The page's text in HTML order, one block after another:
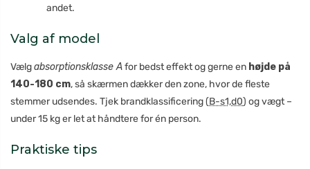
andet.
Valg af model
Vælgabsorptionsklasse Afor bedst effekt og gerne en højde på
140-180 cm, så skærmen dækker den zone, hvor de fleste
stemmer udsendes. Tjek brandklassificering (B-s1,d0) og vægt –
under 15 kg er let at håndtere for én person.
Praktiske tips